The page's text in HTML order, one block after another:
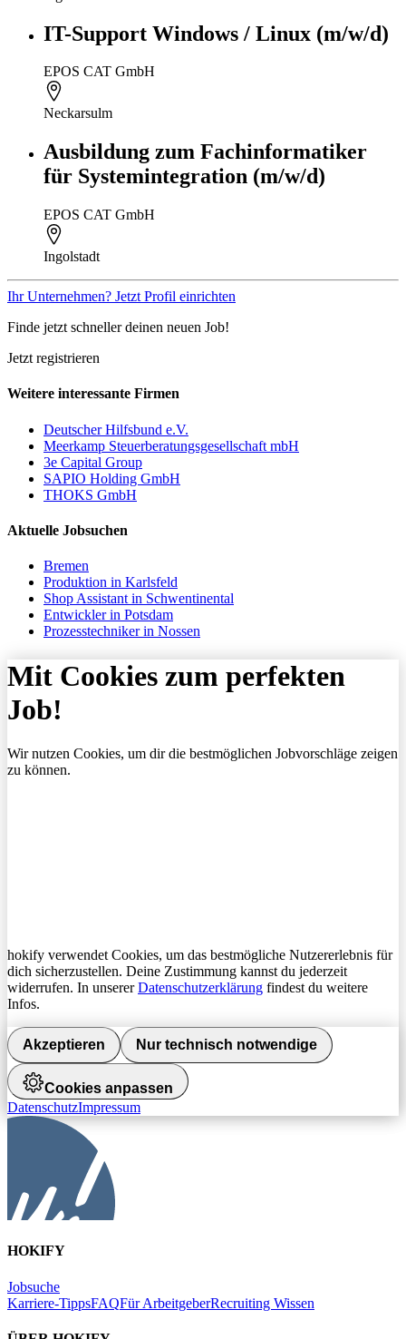
IT-Support Windows / Linux (m/w/d)
EPOS CAT GmbH
Neckarsulm
Ausbildung zum Fachinformatiker
für Systemintegration (m/w/d)
EPOS CAT GmbH
Ingolstadt
Ihr Unternehmen? Jetzt Profil einrichten
Finde jetzt schneller deinen neuen Job!
Jetzt registrieren
Weitere interessante Firmen
Deutscher Hilfsbund e.V.
Meerkamp Steuerberatungsgesellschaft mbH
3e Capital Group
SAPIO Holding GmbH
THOKS GmbH
Aktuelle Jobsuchen
Bremen
Produktion in Karlsfeld
Shop Assistant in Schwentinental
Entwickler in Potsdam
Prozesstechniker in Nossen
Mit Cookies zum perfekten
Job!
Wir nutzen Cookies, um dir die bestmöglichen Jobvorschläge zeigen
zu können.
hokify verwendet Cookies, um das bestmögliche Nutzererlebnis für
dich sicherzustellen. Deine Zustimmung kannst du jederzeit
widerrufen. In unsererDatenschutzerklärung findest du weitere
Infos.
Akzeptieren Nur technisch notwendige
Cookies anpassen
DatenschutzImpressum
HOKIFY
Jobsuche
Karriere-TippsFAQFür ArbeitgeberRecruiting Wissen